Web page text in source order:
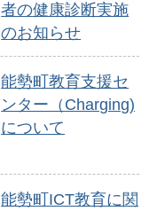
者の健康診断実施
のお知らせ
能勢町教育支援セ
ンター（Charging)
について
能勢町ICT教育に関